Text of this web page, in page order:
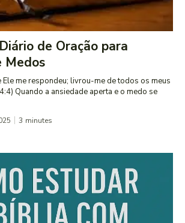
de Oração para
Medos
Ele me respondeu; livrou-me de todos os meus
se
3 minutes